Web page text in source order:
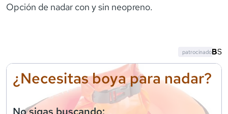
Opción de nadar con y sin neopreno.
¿Necesitas boya para nadar?
patrocinado